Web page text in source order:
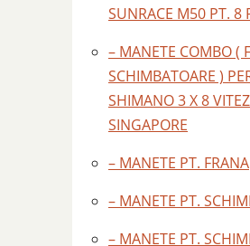
SUNRACE M50 PT. 8
– MANETE COMBO (
SCHIMBATOARE )
SHIMANO 3 X 8
SINGAPORE
– MANETE PT. FRANA
– MANETE PT.
– MANETE PT.